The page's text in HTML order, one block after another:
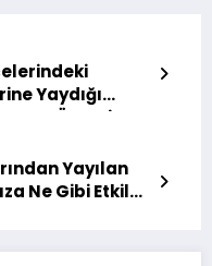
Yaydığı
Önemi
Yayılan
Ne Gibi Etkileri